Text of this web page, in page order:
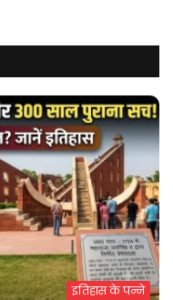
इतिहास के पन्ने